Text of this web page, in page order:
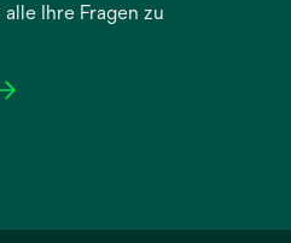
Ihre Fragen zu